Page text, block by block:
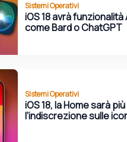
Sistemi Operativi
iOS 18 avrà
come Bard o ChatGPT
Sistemi Operativi
iOS 18, la Home sarà
l'indiscrezione sulle